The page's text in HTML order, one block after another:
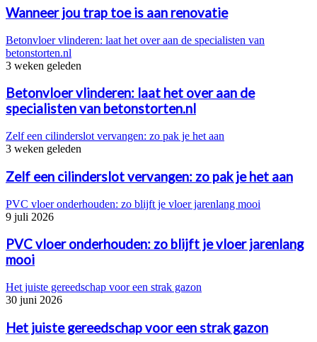
Wanneer jou trap toe is aan renovatie
Betonvloer vlinderen: laat het over aan de specialisten van
betonstorten.nl
3 weken geleden
Betonvloer vlinderen: laat het over aan de
specialisten van betonstorten.nl
Zelf een cilinderslot vervangen: zo pak je het aan
3 weken geleden
Zelf een cilinderslot vervangen: zo pak je het aan
PVC vloer onderhouden: zo blijft je vloer jarenlang mooi
9 juli 2026
PVC vloer onderhouden: zo blijft je vloer jarenlang
mooi
Het juiste gereedschap voor een strak gazon
30 juni 2026
Het juiste gereedschap voor een strak gazon